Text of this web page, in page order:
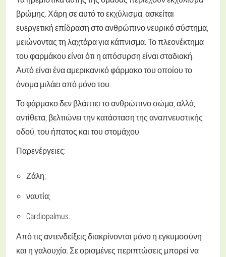
βρώμης. Χάρη σε αυτό το εκχύλισμα, ασκείται
ευεργετική επίδραση στο ανθρώπινο νευρικό σύστημα,
μειώνοντας τη λαχτάρα για κάπνισμα. Το πλεονέκτημα
του φαρμάκου είναι ότι η απόσυρση είναι σταδιακή.
Αυτό είναι ένα αμερικανικό φάρμακο του οποίου το
όνομα μιλάει από μόνο του.
Το φάρμακο δεν βλάπτει το ανθρώπινο σώμα, αλλά,
αντίθετα, βελτιώνει την κατάσταση της αναπνευστικής
οδού, του ήπατος και του στομάχου.
Παρενέργειες:
Ζάλη;
ναυτία;
Cardiopalmus.
Από τις αντενδείξεις διακρίνονται μόνο η εγκυμοσύνη
και η γαλουχία. Σε ορισμένες περιπτώσεις μπορεί να